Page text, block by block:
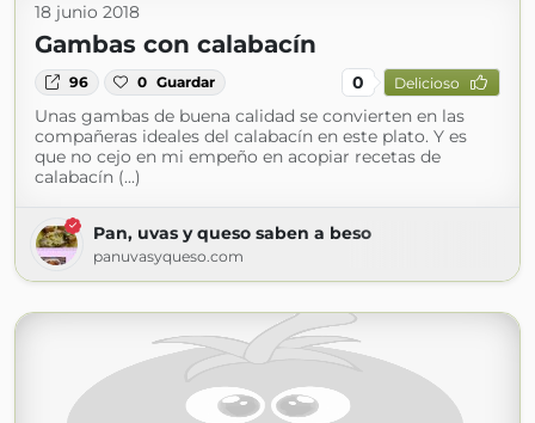
18 junio 2018
Gambas con calabacín
96 0 Guardar 0 Delicioso
Unas gambas de buena calidad se convierten en las
compañeras ideales del calabacín en este plato. Y es
que no cejo en mi empeño en acopiar recetas de
calabacín (...)
Pan, uvas y queso saben a beso
panuvasyqueso.com